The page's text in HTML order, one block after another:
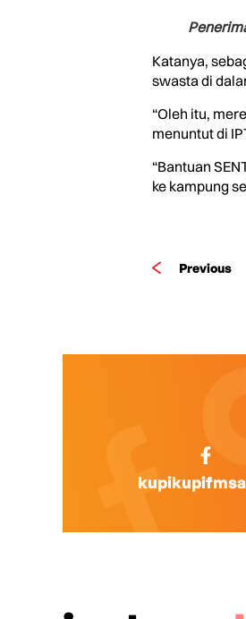
Katanya,
swasta di
“Oleh itu,
menuntut di
“Bantuan
ke kampung
Previous